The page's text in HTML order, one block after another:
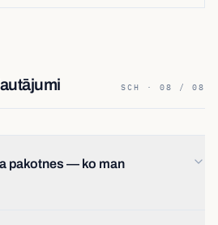
SCH · 08 / 08
pakotnes — ko man